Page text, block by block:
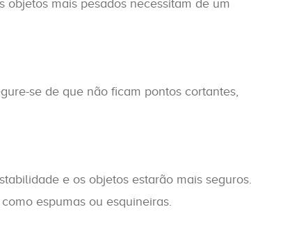
mais pesados necessitam de um
se de que não ficam pontos cortantes,
e os objetos estarão mais seguros.
espumas ou esquineiras.